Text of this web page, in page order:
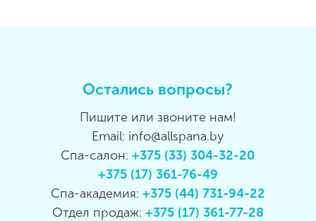
Остались вопросы?
Пишите или звоните нам!
Email: info@allspana.by
Спа-салон:+375 (33) 304-32-20
+375 (17) 361-76-49
Спа-академия: +375 (44) 731-94-22
Отдел продаж: +375 (17) 361-77-28